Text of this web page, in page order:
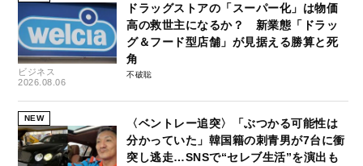
ビジネス
2026.08.06
ドラッグストアの「スーパー化」は物価
高の救世主になるか？ 新業態「ドラッ
グ＆フード型店舗」が見据える勝算と死
角
不破聡
NEW
〈ベントレー追突〉「ぶつかる可能性は
分かっていた」韓国籍の刺青男が7台に衝
突し逃走…SNSで“セレブ生活”を演出も